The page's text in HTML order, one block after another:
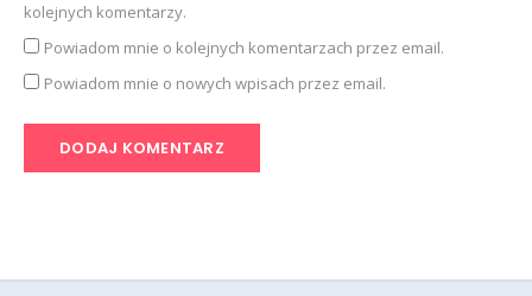
kolejnych komentarzy.
Powiadom mnie o kolejnych komentarzach przez email.
Powiadom mnie o nowych wpisach przez email.